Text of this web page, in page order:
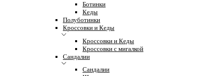
Ботинки
Кеды
Полуботинки
Кроссовки и Кеды
Кроссовки и Кеды
Кроссовки с мигалкой
Сандалии
Сандалии